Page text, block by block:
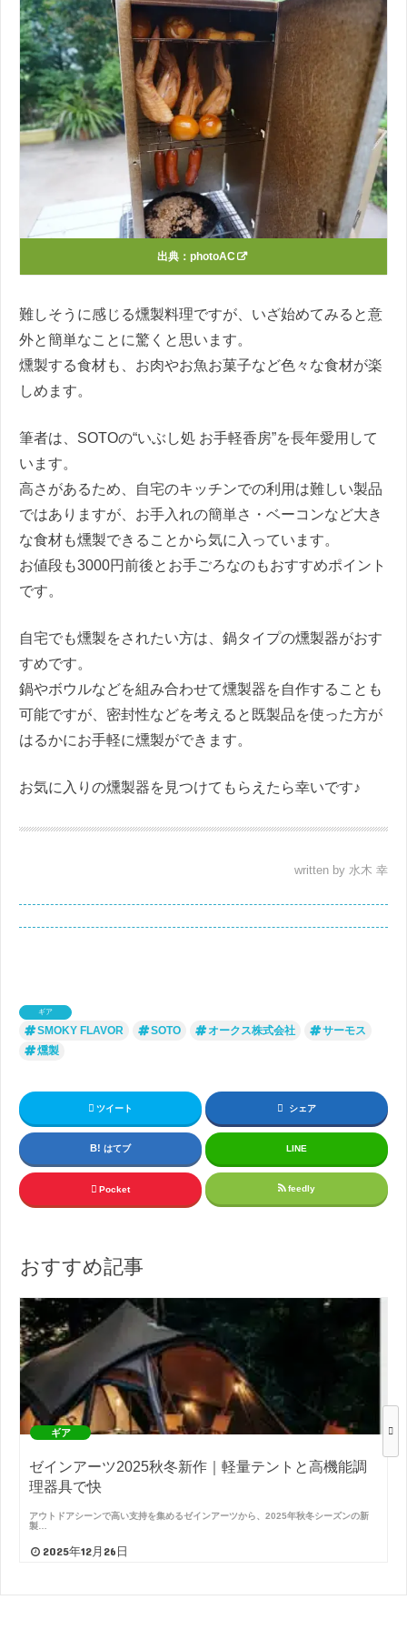
出典： photoAC
難しそうに感じる燻製料理ですが、いざ始めてみると意
外と簡単なことに驚くと思います。
燻製する食材も、お肉やお魚お菓子など色々な食材が楽
しめます。
筆者は、SOTOの“いぶし処 お手軽香房”を長年愛用して
います。
高さがあるため、自宅のキッチンでの利用は難しい製品
ではありますが、お手入れの簡単さ・ベーコンなど大き
な食材も燻製できることから気に入っています。
お値段も3000円前後とお手ごろなのもおすすめポイント
です。
自宅でも燻製をされたい方は、鍋タイプの燻製器がおす
すめです。
鍋やボウルなどを組み合わせて燻製器を自作することも
可能ですが、密封性などを考えると既製品を使った方が
はるかにお手軽に燻製ができます。
お気に入りの燻製器を見つけてもらえたら幸いです♪
written by 水木 幸
ギア
SMOKY FLAVOR SOTO オークス株式会社
サーモス
燻製
ツイート シェア
はてブ LINE
Pocket feedly
おすすめ記事
ギア
ゼインアーツ2025秋冬新作｜軽量テントと高機能調
理器具で快
アウトドアシーンで高い支持を集めるゼインアーツから、2025年秋冬シーズンの新
製…
2025年12月26日